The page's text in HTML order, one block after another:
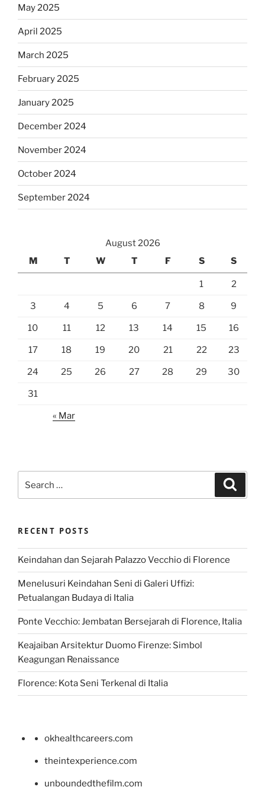
May 2025
April 2025
March 2025
February 2025
January 2025
December 2024
November 2024
October 2024
September 2024
August 2026
M
T W T F S S
1 2
3 4 5 6 7 8 9
10 11 12 13 14 15 16
17 18 19 20 21 22 23
24 25 26 27 28 29 30
31
« Mar
for:
RECENT POSTS
Keindahan dan Sejarah Palazzo Vecchio di Florence
Menelusuri Keindahan Seni di Galeri Uffizi:
Petualangan Budaya di Italia
Ponte Vecchio: Jembatan Bersejarah di Florence, Italia
Keajaiban Arsitektur Duomo Firenze: Simbol
Keagungan Renaissance
Florence: Kota Seni Terkenal di Italia
okhealthcareers.com
theintexperience.com
unboundedthefilm.com